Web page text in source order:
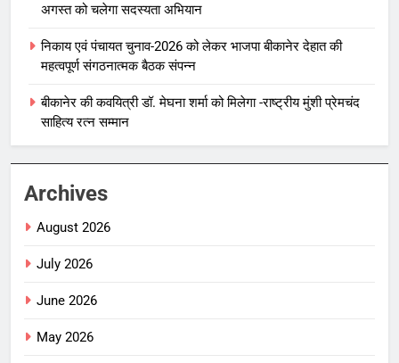
अगस्त को चलेगा सदस्यता अभियान
निकाय एवं पंचायत चुनाव-2026 को लेकर भाजपा बीकानेर देहात की
महत्वपूर्ण संगठनात्मक बैठक संपन्न
बीकानेर की कवयित्री डॉ. मेघना शर्मा को मिलेगा -राष्ट्रीय मुंशी प्रेमचंद
साहित्य रत्न सम्मान
Archives
August 2026
July 2026
June 2026
May 2026